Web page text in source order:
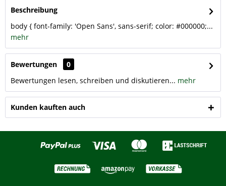
Beschreibung
body { font-family: 'Open Sans', sans-serif; color: #000000;...
mehr
Bewertungen
0
Bewertungen lesen, schreiben und diskutieren... mehr
Kunden kauften auch